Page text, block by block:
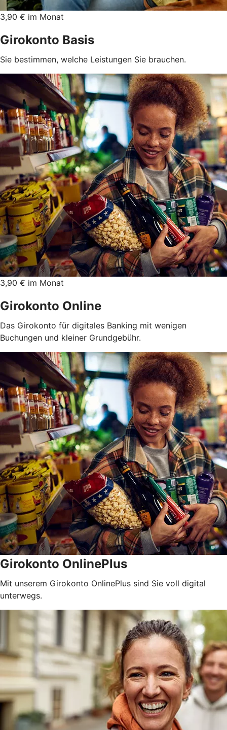
3,90 € im Monat
Girokonto Basis
Sie bestimmen, welche Leistungen Sie brauchen.
3,90 € im Monat
Girokonto Online
Das Girokonto für digitales Banking mit wenigen
Buchungen und kleiner Grundgebühr.
Girokonto OnlinePlus
Mit unserem Girokonto OnlinePlus sind Sie voll digital
unterwegs.